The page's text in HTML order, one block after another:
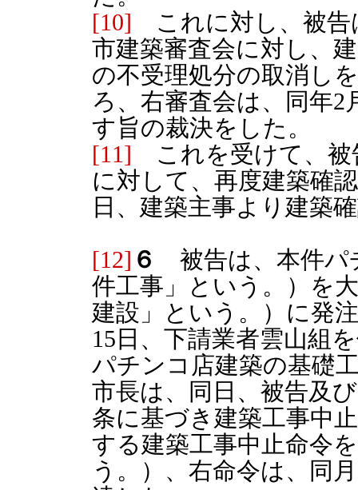
[10] これに対し、被告
市建築審査会に対し、
の不受理処分の取消し
ろ、右審査会は、同年2
す旨の裁決をした。
[11] これを受けて、被
に対して、再度建築確
日、建築主事より建築
[12] ６
被告は、本件パ
件工事」という。）を
建設」という。）に発
15日、下請業者雲山組
パチンコ店建築の基礎
市長は、同日、被告及
条に基づき建築工事中
する建築工事中止命令
う。）、右命令は、同